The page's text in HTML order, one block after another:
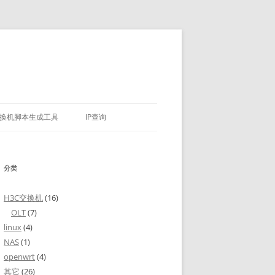
机脚本生成工具 IP查询
分类
H3C交换机(16)
OLT(7)
linux(4)
NAS(1)
openwrt(4)
其它 (26)